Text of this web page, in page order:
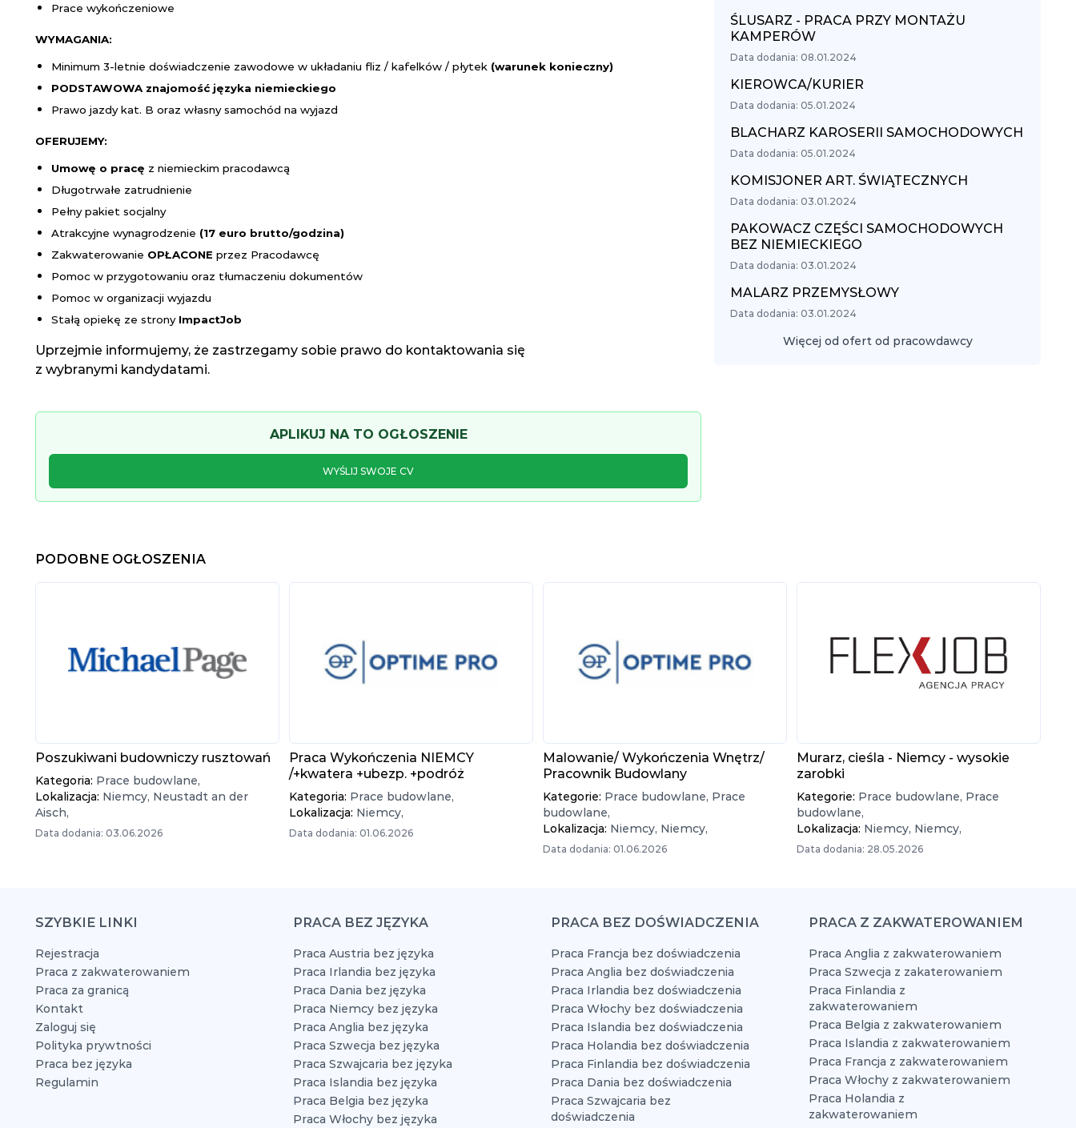
Prace wykończeniowe
WYMAGANIA:
Minimum 3-letnie doświadczenie zawodowe w układaniu fliz / kafelków / płytek (warunek konieczny)
PODSTAWOWA znajomość języka niemieckiego
Prawo jazdy kat. B oraz własny samochód na wyjazd
OFERUJEMY:
Umowę o pracę z niemieckim pracodawcą
Długotrwałe zatrudnienie
Pełny pakiet socjalny
Atrakcyjne wynagrodzenie (17 euro brutto/godzina)
Zakwaterowanie OPŁACONE przez Pracodawcę
Pomoc w przygotowaniu oraz tłumaczeniu dokumentów
Pomoc w organizacji wyjazdu
Stałą opiekę ze strony ImpactJob
Uprzejmie informujemy, że zastrzegamy sobie prawo do kontaktowania się
z wybranymi kandydatami.
APLIKUJ NA TO OGŁOSZENIE
WYŚLIJ SWOJE CV
ŚLUSARZ - PRACA PRZY MONTAŻU
KAMPERÓW
Data dodania: 08.01.2024
KIEROWCA/KURIER
Data dodania: 05.01.2024
BLACHARZ KAROSERII SAMOCHODOWYCH
Data dodania: 05.01.2024
KOMISJONER ART. ŚWIĄTECZNYCH
Data dodania: 03.01.2024
PAKOWACZ CZĘŚCI SAMOCHODOWYCH
BEZ NIEMIECKIEGO
Data dodania: 03.01.2024
MALARZ PRZEMYSŁOWY
Data dodania: 03.01.2024
Więcej od ofert od pracowdawcy
PODOBNE OGŁOSZENIA
Poszukiwani budowniczy rusztowań
Kategoria: Prace budowlane,
Lokalizacja: Niemcy, Neustadt an der
Aisch,
Data dodania: 03.06.2026
Praca Wykończenia NIEMCY
/+kwatera +ubezp. +podróż
Kategoria: Prace budowlane,
Lokalizacja: Niemcy,
Data dodania: 01.06.2026
Malowanie/ Wykończenia Wnętrz/
Pracownik Budowlany
Kategorie: Prace budowlane, Prace
budowlane,
Lokalizacja: Niemcy, Niemcy,
Data dodania: 01.06.2026
Murarz, cieśla - Niemcy - wysokie
zarobki
Kategorie: Prace budowlane, Prace
budowlane,
Lokalizacja: Niemcy, Niemcy,
Data dodania: 28.05.2026
SZYBKIE LINKI
Rejestracja
Praca z zakwaterowaniem
Praca za granicą
Kontakt
Zaloguj się
Polityka prywtności
Praca bez języka
Regulamin
PRACA BEZ JĘZYKA
Praca Austria bez języka
Praca Irlandia bez języka
Praca Dania bez języka
Praca Niemcy bez języka
Praca Anglia bez języka
Praca Szwecja bez języka
Praca Szwajcaria bez języka
Praca Islandia bez języka
Praca Belgia bez języka
Praca Włochy bez języka
PRACA BEZ DOŚWIADCZENIA
Praca Francja bez doświadczenia
Praca Anglia bez doświadczenia
Praca Irlandia bez doświadczenia
Praca Włochy bez doświadczenia
Praca Islandia bez doświadczenia
Praca Holandia bez doświadczenia
Praca Finlandia bez doświadczenia
Praca Dania bez doświadczenia
Praca Szwajcaria bez
doświadczenia
PRACA Z ZAKWATEROWANIEM
Praca Anglia z zakwaterowaniem
Praca Szwecja z zakaterowaniem
Praca Finlandia z
zakwaterowaniem
Praca Belgia z zakwaterowaniem
Praca Islandia z zakwaterowaniem
Praca Francja z zakwaterowaniem
Praca Włochy z zakwaterowaniem
Praca Holandia z
zakwaterowaniem